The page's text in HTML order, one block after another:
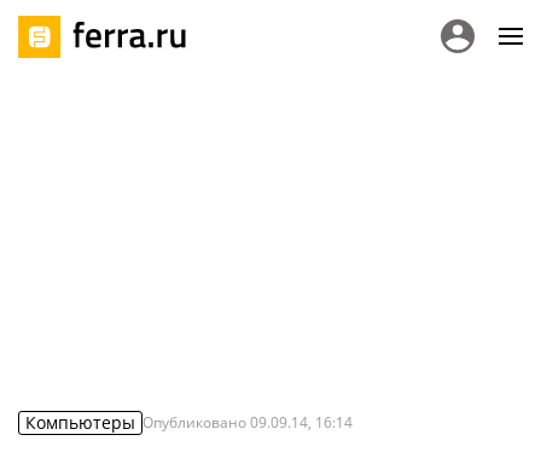
Компьютеры Опубликовано09.09.14, 16:14